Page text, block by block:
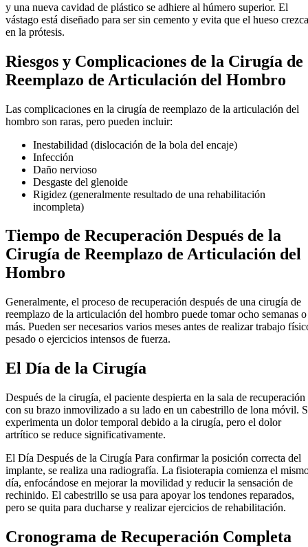
y una nueva cavidad de plástico se adhiere al húmero superior. El
vástago está diseñado para ser sin cemento y evita que el hueso crezca
en la prótesis.
Riesgos y Complicaciones de la Cirugía de
Reemplazo de Articulación del Hombro
Las complicaciones en la cirugía de reemplazo de la articulación del
hombro son raras, pero pueden incluir:
Inestabilidad (dislocación de la bola del encaje)
Infección
Daño nervioso
Desgaste del glenoide
Rigidez (generalmente resultado de una rehabilitación
incompleta)
Tiempo de Recuperación Después de la
Cirugía de Reemplazo de Articulación del
Hombro
Generalmente, el proceso de recuperación después de una cirugía de
reemplazo de la articulación del hombro puede tomar ocho semanas o
más. Pueden ser necesarios varios meses antes de realizar trabajo
pesado o ejercicios intensos de fuerza.
El Día de la Cirugía
Después de la cirugía, el paciente despierta en la sala de recuperación
con su brazo inmovilizado a su lado en un cabestrillo de lona móvil.
experimenta un dolor temporal debido a la cirugía, pero el dolor
artrítico se reduce significativamente.
El Día Después de la Cirugía Para confirmar la posición correcta del
implante, se realiza una radiografía. La fisioterapia comienza el
día, enfocándose en mejorar la movilidad y reducir la sensación de
rechinido. El cabestrillo se usa para apoyar los tendones reparados,
pero se quita para ducharse y realizar ejercicios de rehabilitación.
Cronograma de Recuperación Completa